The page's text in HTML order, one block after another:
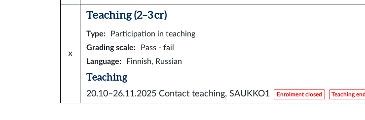
x
Teaching (2–3 cr)
Type:
Participation in teaching
Grading scale:
Pass - fail
Language: Finnish, Russian
Teaching
20.10–26.11.2025 Contact teaching, SAUKKO1 Enrolment closed Teaching